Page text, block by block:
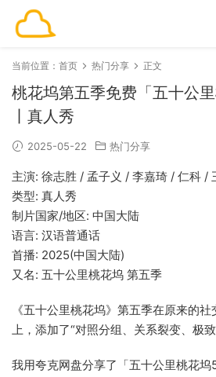
当前位置： 首页 热门分享 正文
桃花坞第五季免费「五十公
丨真人秀
2025-05-22 热门分享
主演: 徐志胜 / 孟子义 / 李嘉琦 / 仁科 /
类型: 真人秀
制片国家/地区: 中国大陆
语言: 汉语普通话
首播: 2025(中国大陆)
又名: 五十公里桃花坞 第五季
《五十公里桃花坞》第五季在原来的
上，添加了“对照分组、关系裂变、极致
我用夸克网盘分享了「五十公里桃花坞5